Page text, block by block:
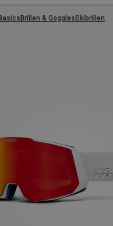
Brillen & GogglesSkibrillen